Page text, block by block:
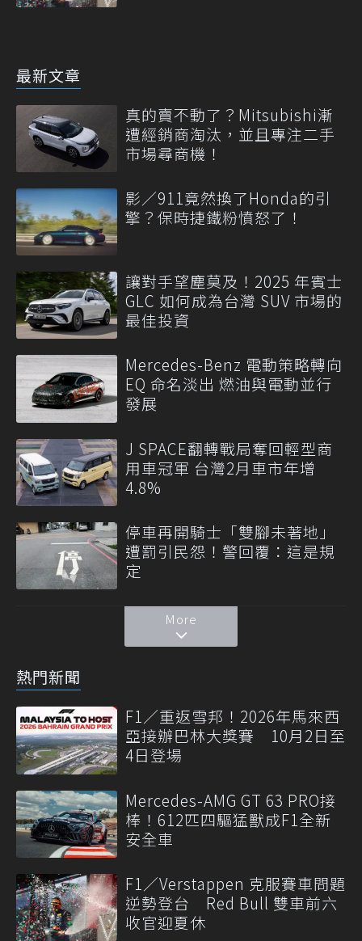
最新文章
真的賣不動了？Mitsubishi漸
遭經銷商淘汰，並且專注二手
市場尋商機！
影／911竟然換了Honda的引
擎？保時捷鐵粉憤怒了！
讓對手望塵莫及！2025 年賓士
GLC 如何成為台灣 SUV 市場的
最佳投資
Mercedes-Benz 電動策略轉向
EQ 命名淡出 燃油與電動並行
發展
J SPACE翻轉戰局奪回輕型商
用車冠軍 台灣2月車市年增
4.8%
停車再開騎士「雙腳未著地」
遭罰引民怨！警回覆：這是規
定
More
熱門新聞
F1／重返雪邦！2026年馬來西
亞接辦巴林大獎賽 10月2日至
4日登場
Mercedes-AMG GT 63 PRO接
棒！612匹四驅猛獸成F1全新
安全車
F1／Verstappen 克服賽車問題
逆勢登台 Red Bull 雙車前六
收官迎夏休